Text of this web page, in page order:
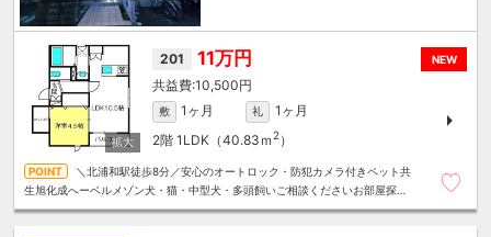
NEW
201 11万円
10,500円
敷 1ヶ月 礼
1ヶ月
2階 1LDK（40.83ｍ 2）
＼北浦和駅徒歩8分／安心のオートロック・防犯カメラ付きペット共
生旭化成へーベルメゾン犬・猫・中型犬・多頭飼いご相談くださいお部屋探し